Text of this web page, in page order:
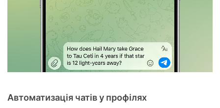
Автоматизація чатів у профілях